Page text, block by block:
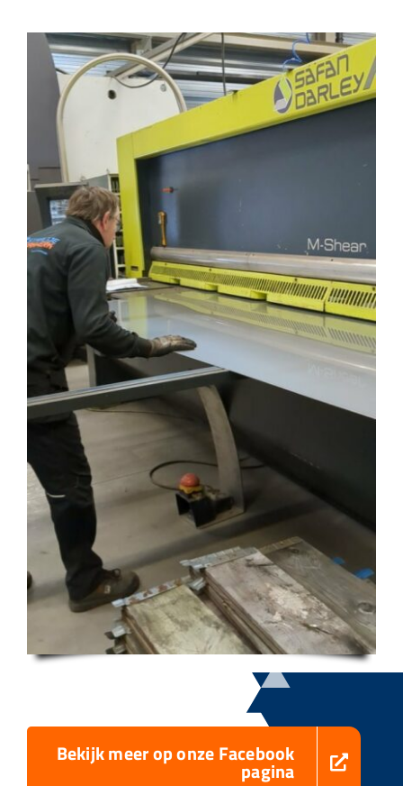
Bekijk meer op onze Facebook
pagina